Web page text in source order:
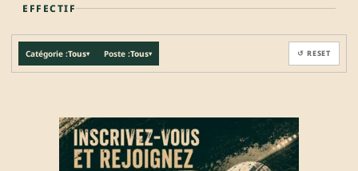
EFFECTIF
Catégorie :Tous▾ Poste :Tous▾ ↺ RESET